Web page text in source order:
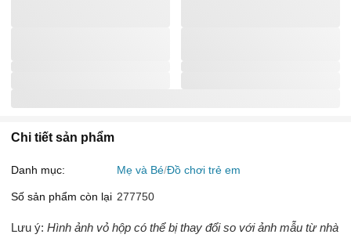
Chi tiết sản phẩm
Danh mục: Mẹ và Bé Đồ chơi trẻ em
Số sản phẩm còn lại 277750
Lưu ý: Hình ảnh vỏ hộp có thể bị thay đổi so với ảnh mẫu từ nhà